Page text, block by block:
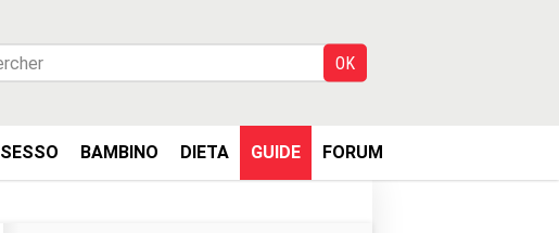
SESSO BAMBINO DIETA GUIDE FORUM